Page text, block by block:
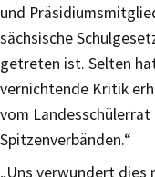
und
sächsische
getreten ist. Selten
vernichtende Kritik
vom Landesschülerrat
Spitzenverbänden.“
„Uns verwundert dies